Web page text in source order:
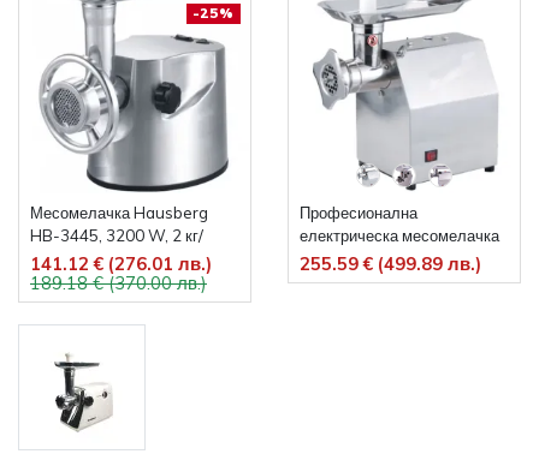
-25%
Месомелачка Hausberg
HB-3445, 3200 W, 2 кг/
минута, Аксесоар за
наденица, oбратна функция
141.12 € (276.01 лв.)
189.18 € (370.00 лв.)
Професионална
електрическа месомелачка
MK-12 850W
255.59 € (499.89 лв.)